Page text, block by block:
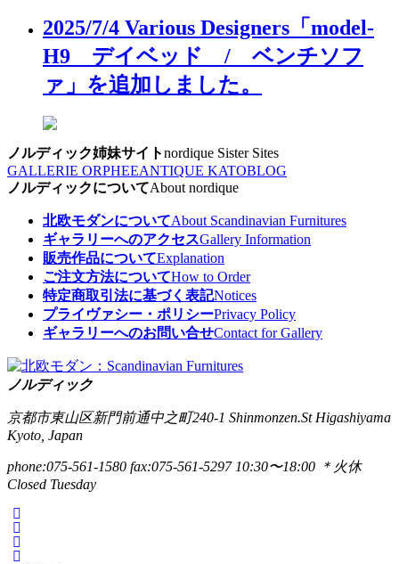
2025/7/4 Various Designers「model-
H9 デイベッド / ベンチソフ
ァ」を追加しました。
ノルディック姉妹サイトnordique Sister Sites
GALLERIE ORPHEEANTIQUE KATOBLOG
ノルディックについてAbout nordique
北欧モダンについてAbout Scandinavian Furnitures
ギャラリーへのアクセスGallery Information
販売作品についてExplanation
ご注文方法についてHow to Order
特定商取引法に基づく表記Notices
プライヴァシー・ポリシーPrivacy Policy
ギャラリーへのお問い合せContact for Gallery
ノルディック
京都市東山区新門前通中之町240-1 Shinmonzen.St Higashiyama
Kyoto, Japan
phone:075-561-1580 fax:075-561-5297 10:30〜18:00 ＊火休
Closed Tuesday